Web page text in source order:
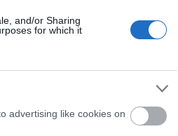
and/or Sharing
for which it
advertising like cookies on